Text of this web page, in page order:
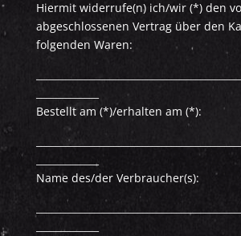
Hiermit widerrufe(n) ich/wir (*) den
abgeschlossenen Vertrag über den
folgenden Waren:
Bestellt am (*)/erhalten am (*):
_____________
Name des/der Verbraucher(s):
_____________